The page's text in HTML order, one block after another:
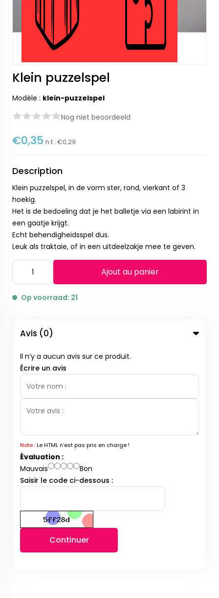
Klein puzzelspel
Modèle : klein-puzzelspel
Nog niet beoordeeld
€0,35 h.t : €0,29
Description
Klein puzzelspel, in de vorm ster, rond, vierkant of 3
hoekig.
Het is de bedoeling dat je het balletje via een labirint in
een gaatje krijgt.
Echt behendigheidsspel dus.
Leuk als traktaie, of in een uitdeelzakje mee te geven.
Ajout au panier
Op voorraad: 21
Avis (0)
Il n’y a aucun avis sur ce produit.
Écrire un avis
Note :Le HTML n’est pas pris en charge !
Évaluation :
Mauvais
Bon
Saisir le code ci-dessous :
Continuer